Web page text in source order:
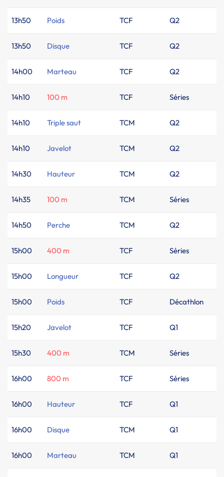
13h50 Poids TCF Q2
13h50 Disque TCF Q2
14h00 Marteau TCF Q2
14h10 100 m TCF Séries
14h10 Triple saut TCM Q2
14h10 Javelot TCM Q2
14h30 Hauteur TCM Q2
14h35 100 m TCM Séries
14h50 Perche TCM Q2
15h00 400 m TCF Séries
15h00 Longueur TCF Q2
15h00 Poids TCF Décathlon
15h20 Javelot TCF Q1
15h30 400 m TCM Séries
16h00 800 m TCF Séries
16h00 Hauteur TCF Q1
16h00 Disque TCM Q1
16h00 Marteau TCM Q1